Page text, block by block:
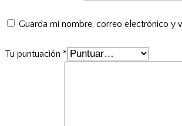
Guarda mi nombre, correo electrónico y
Tu puntuación *